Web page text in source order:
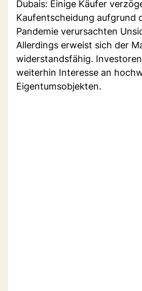
Dubais: Einige Käufer
Kaufentscheidung aufgrund
Pandemie verursachten
Allerdings erweist sich der
widerstandsfähig.
weiterhin Interesse an
Eigentumsobjekten.